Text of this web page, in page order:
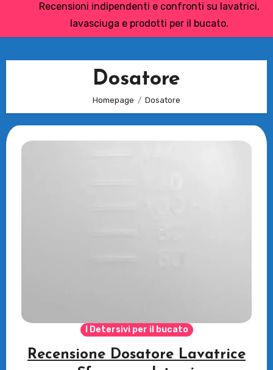
Recensioni indipendenti e confronti su lavatrici,
lavasciuga e prodotti per il bucato.
Dosatore
Homepage Dosatore
I Detersivi per il bucato
Recensione Dosatore Lavatrice